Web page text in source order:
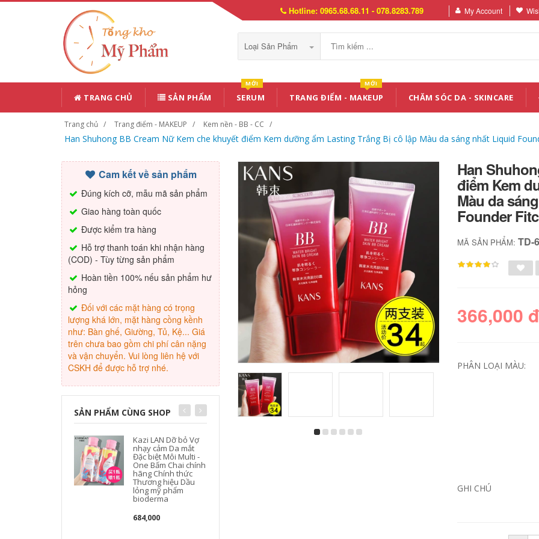
Hotline: 0965.68.68.11 - 078.8283.789 My Account
Loại Sản Phẩm
TRANG CHỦ SẢN PHẨM SERUM
MỚI
TRANG ĐIỂM - MAKEUP
MỚI
CHĂM SÓC DA - SKINCARE
Trang chủ Trang điểm - MAKEUP Kem nền - BB - CC
Han Shuhong BB Cream Nữ Kem che khuyết điểm Kem dưỡng ẩm Lasting Trắng Bị cô lập Màu da sáng nhất Liquid
Cam kết về sản phẩm
Đúng kích cỡ, mẫu mã sản phẩm
Giao hàng toàn quốc
Được kiểm tra hàng
Hỗ trợ thanh toán khi nhận hàng
(COD) - Tùy từng sản phẩm
Hoàn tiền 100% nếu sản phẩm hư
hỏng
Đối với các mặt hàng có trọng
lượng khá lớn, mặt hàng cồng kềnh
như: Bàn ghế, Giường, Tủ, Kệ... Giá
trên chưa bao gồm chi phí cân nặng
và vận chuyển. Vui lòng liên hệ với
CSKH để được hỗ trợ nhé.
SẢN PHẨM CÙNG SHOP
Kazi LAN Dỡ bỏ Vợ
nhạy cảm Da mắt
Đặc biệt Môi Multi -
One Bấm Chai chính
hãng Chính thức
Thương hiệu Dầu
lỏng mỹ phẩm
bioderma
684,000
phẩm nữ mùa hè
Han
điểm Kem
Màu da
Founder
MÃ SẢN PHẨM:TD-
366,000 đ
PHÂN LOẠI MÀU:
GHI CHÚ